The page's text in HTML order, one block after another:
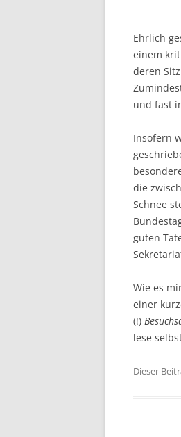
Ehrlich
einem
deren
und fast
Insofern
die
Schnee
guten
Wie es
einer
(!)
lese
Dieser